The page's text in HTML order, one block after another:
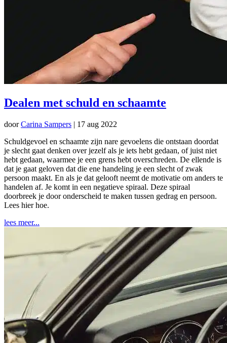
Dealen met schuld en schaamte
doorCarina Sampers | 17 aug 2022
Schuldgevoel en schaamte zijn nare gevoelens die ontstaan doordat
je slecht gaat denken over jezelf als je iets hebt gedaan, of juist niet
hebt gedaan, waarmee je een grens hebt overschreden. De ellende is
dat je gaat geloven dat die ene handeling je een slecht of zwak
persoon maakt. En als je dat gelooft neemt de motivatie om anders te
handelen af. Je komt in een negatieve spiraal. Deze spiraal
doorbreek je door onderscheid te maken tussen gedrag en persoon.
Lees hier hoe.
lees meer...